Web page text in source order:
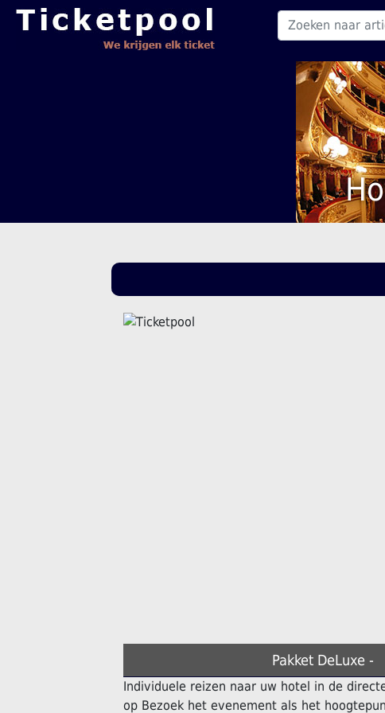
Pakket DeLuxe -
Individuele reizen naar uw hotel in de
op Bezoek het evenement als het